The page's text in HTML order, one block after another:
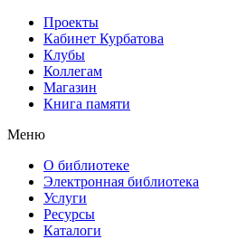
Проекты
Кабинет Курбатова
Клубы
Коллегам
Магазин
Книга памяти
Меню
О библиотеке
Электронная библиотека
Услуги
Ресурсы
Каталоги